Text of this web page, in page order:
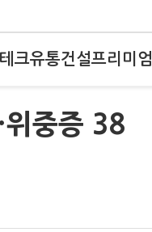
테크유통건설프리미엄
중증 38